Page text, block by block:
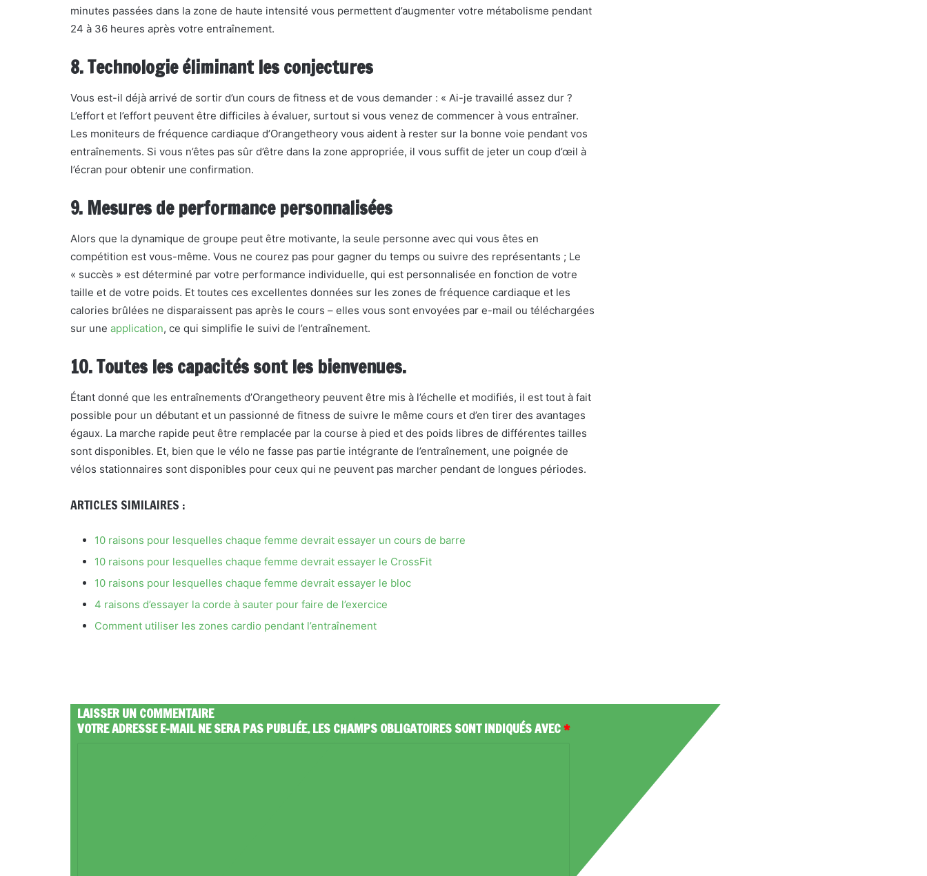
minutes passées dans la zone de haute intensité vous permettent d’augmenter votre métabolisme pendant
24 à 36 heures après votre entraînement.
8. Technologie éliminant les conjectures
Vous est-il déjà arrivé de sortir d’un cours de fitness et de vous demander : « Ai-je travaillé assez dur ?
L’effort et l’effort peuvent être difficiles à évaluer, surtout si vous venez de commencer à vous entraîner.
Les moniteurs de fréquence cardiaque d’Orangetheory vous aident à rester sur la bonne voie pendant vos
entraînements. Si vous n’êtes pas sûr d’être dans la zone appropriée, il vous suffit de jeter un coup d’œil à
l’écran pour obtenir une confirmation.
9. Mesures de performance personnalisées
Alors que la dynamique de groupe peut être motivante, la seule personne avec qui vous êtes en
compétition est vous-même. Vous ne courez pas pour gagner du temps ou suivre des représentants ; Le
« succès » est déterminé par votre performance individuelle, qui est personnalisée en fonction de votre
taille et de votre poids. Et toutes ces excellentes données sur les zones de fréquence cardiaque et les
calories brûlées ne disparaissent pas après le cours – elles vous sont envoyées par e-mail ou téléchargées
sur une application, ce qui simplifie le suivi de l’entraînement.
10. Toutes les capacités sont les bienvenues.
Étant donné que les entraînements d’Orangetheory peuvent être mis à l’échelle et modifiés, il est tout à fait
possible pour un débutant et un passionné de fitness de suivre le même cours et d’en tirer des avantages
égaux. La marche rapide peut être remplacée par la course à pied et des poids libres de différentes tailles
sont disponibles. Et, bien que le vélo ne fasse pas partie intégrante de l’entraînement, une poignée de
vélos stationnaires sont disponibles pour ceux qui ne peuvent pas marcher pendant de longues périodes.
ARTICLES SIMILAIRES :
10 raisons pour lesquelles chaque femme devrait essayer un cours de barre
10 raisons pour lesquelles chaque femme devrait essayer le CrossFit
10 raisons pour lesquelles chaque femme devrait essayer le bloc
4 raisons d’essayer la corde à sauter pour faire de l’exercice
Comment utiliser les zones cardio pendant l’entraînement
LAISSER UN COMMENTAIRE
VOTRE ADRESSE E-MAIL NE SERA PAS PUBLIÉE.LES CHAMPS OBLIGATOIRES SONT INDIQUÉS AVEC*